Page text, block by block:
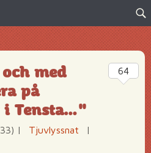
Sök
med
på
i Tensta…"
| Tjuvlyssnat
|
64